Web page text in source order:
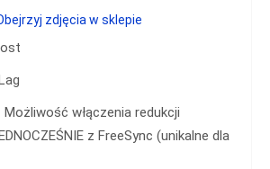
Możliwość włączenia redukcji
z FreeSync (unikalne dla
zdjęcia w sklepie